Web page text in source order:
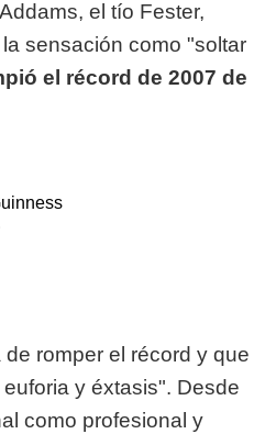
el tío Fester,
sensación como "soltar
el récord de 2007 de
romper el récord y que
y éxtasis". Desde
como profesional y